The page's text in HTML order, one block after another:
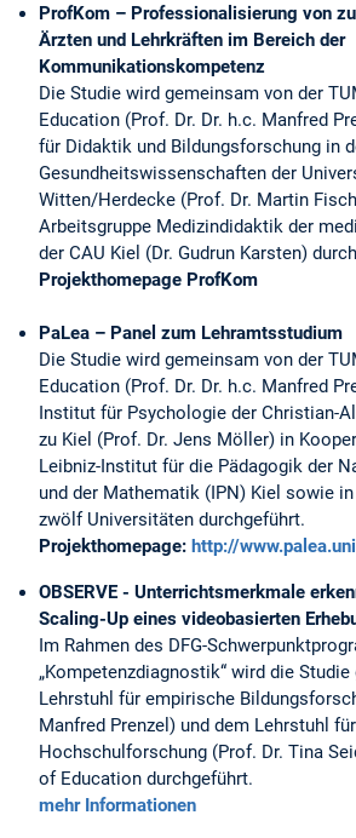
ProfKom – Professionalisierung von
Ärzten und Lehrkräften im Bereich der
Kommunikationskompetenz
Die Studie wird gemeinsam von der
Education (Prof. Dr. Dr. h.c. Manfred
für Didaktik und Bildungsforschung in
Gesundheitswissenschaften der
Witten/Herdecke (Prof. Dr. Martin
Arbeitsgruppe Medizindidaktik der
der CAU Kiel (Dr. Gudrun Karsten)
Projekthomepage ProfKom
PaLea – Panel zum Lehramtsstudium
Die Studie wird gemeinsam von der
Education (Prof. Dr. Dr. h.c. Manfred
Institut für Psychologie der Christian-
zu Kiel (Prof. Dr. Jens Möller) in
Leibniz-Institut für die Pädagogik der
und der Mathematik (IPN) Kiel sowie
zwölf Universitäten durchgeführt.
Projekthomepage: http://
OBSERVE - Unterrichtsmerkmale
Scaling-Up eines videobasierten
Im Rahmen des DFG-
„Kompetenzdiagnostik“ wird die
Lehrstuhl für empirische
Manfred Prenzel) und dem Lehrstuhl
Hochschulforschung (Prof. Dr. Tina
of Education durchgeführt.
mehr Informationen